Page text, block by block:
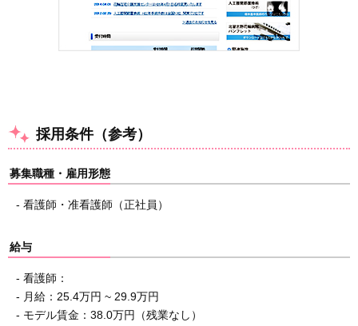
採用条件（参考）
募集職種・雇用形態
- 看護師・准看護師（正社員）
給与
- 看護師：
- 月給：25.4万円 ~ 29.9万円
- モデル賃金：38.0万円（残業なし）